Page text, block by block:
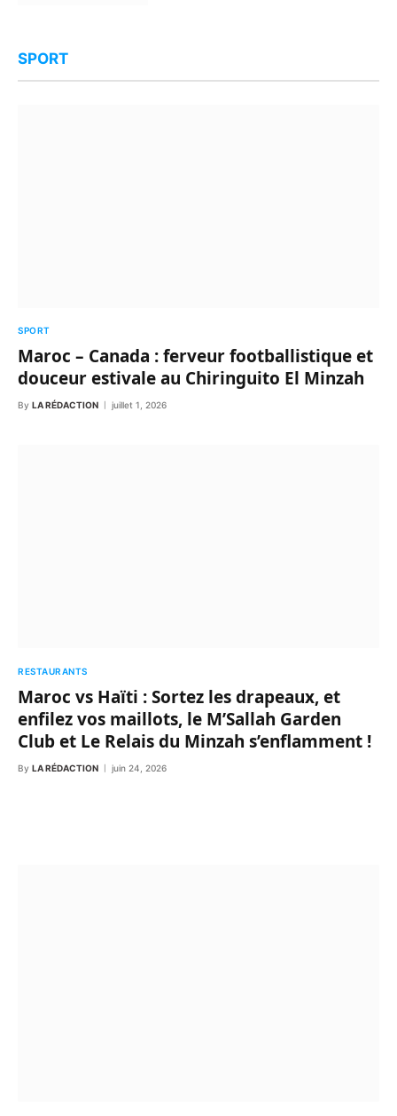
SPORT
SPORT
Maroc – Canada : ferveur footballistique et
douceur estivale au Chiringuito El Minzah
By LA RÉDACTION juillet 1, 2026
RESTAURANTS
Maroc vs Haïti : Sortez les drapeaux, et
enfilez vos maillots, le M’Sallah Garden
Club et Le Relais du Minzah s’enflamment !
By LA RÉDACTION juin 24, 2026